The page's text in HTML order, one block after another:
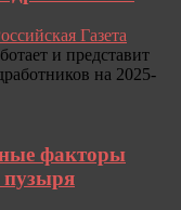
Газета
и представит
на 2025-
факторы
пузыря